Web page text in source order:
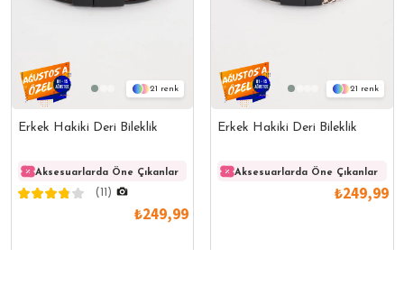
21
Erkek Hakiki Deri Bileklik
Aksesuarlarda Öne Çıkanlar Aksesuarlarda Öne Çıkanlar
(11)
₺249,99
21
Erkek Hakiki Deri Bileklik
Aksesuarlarda Öne Çıkanlar
₺249,99